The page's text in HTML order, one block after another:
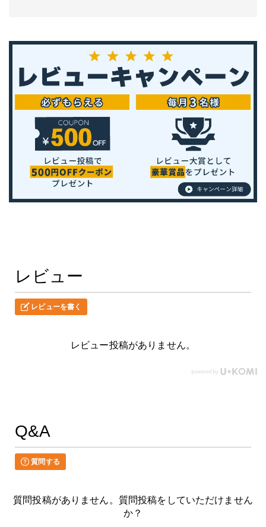
レビュー
レビューを書く
レビュー投稿がありません。
Q&A
質問する
質問投稿がありません。質問投稿をしていただけません
か？